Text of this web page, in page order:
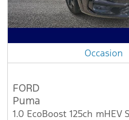
Occasion
FORD
Puma
1.0 EcoBoost 125ch mHEV